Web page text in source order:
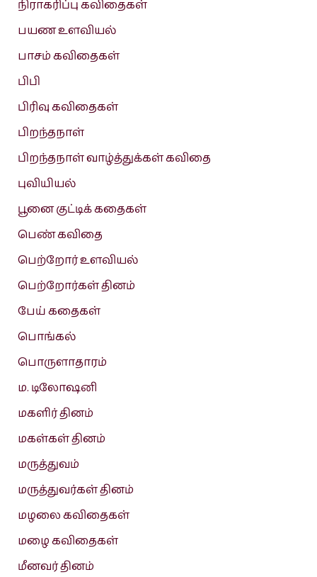
நிராகரிப்பு கவிதைகள்
பயண உளவியல்
பாசம் கவிதைகள்
பிபி
பிரிவு கவிதைகள்
பிறந்தநாள்
பிறந்தநாள் வாழ்த்துக்கள் கவிதை
புவியியல்
பூனை குட்டிக் கதைகள்
பெண் கவிதை
பெற்றோர் உளவியல்
பெற்றோர்கள் தினம்
பேய் கதைகள்
பொங்கல்
பொருளாதாரம்
ம. டிலோஷனி
மகளிர் தினம்
மகள்கள் தினம்
மருத்துவம்
மருத்துவர்கள் தினம்
மழலை கவிதைகள்
மழை கவிதைகள்
மீனவர் தினம்